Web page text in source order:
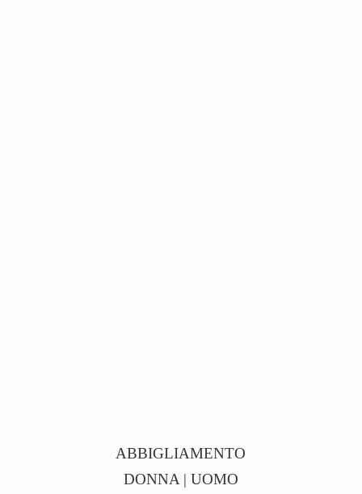
ABBIGLIAMENTO
DONNA | UOMO